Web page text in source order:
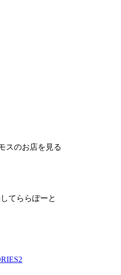
スのお店を見る
てららぽーと